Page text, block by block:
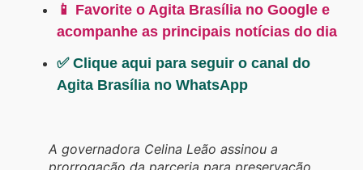
📱 Favorite o Agita Brasília no Google e
acompanhe as principais notícias do dia
✅ Clique aqui para seguir o canal do
Agita Brasília no WhatsApp
A governadora Celina Leão assinou a
prorrogação da parceria para preservação